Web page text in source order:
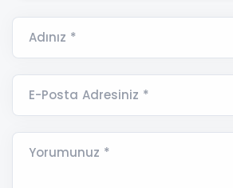
Adınız *
E-Posta Adresiniz *
Yorumunuz *